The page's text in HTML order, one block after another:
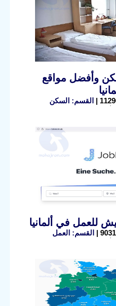
وأفضل مواقع
القسم: السكن
في ألمانيا
القسم: العمل